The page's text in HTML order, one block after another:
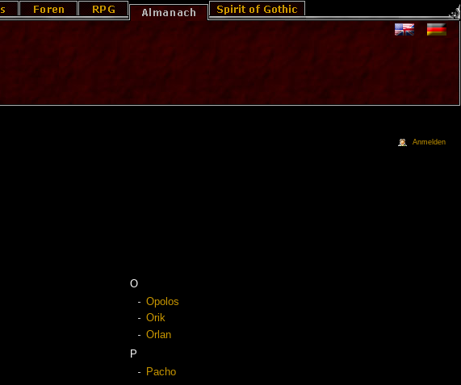
O
Opolos
Orik
Orlan
P
Pacho
Anmelden